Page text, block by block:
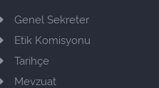
Genel Sekreter
Etik Komisyonu
Tarihçe
Mevzuat